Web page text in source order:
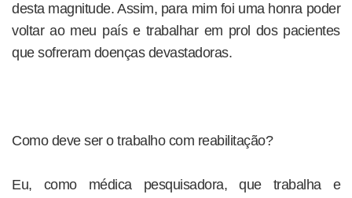
desta magnitude. Assim, para mim foi uma honra poder
voltar ao meu país e trabalhar em prol dos pacientes
que sofreram doenças devastadoras.
Como deve ser o trabalho com reabilitação?
Eu, como médica pesquisadora, que trabalha e